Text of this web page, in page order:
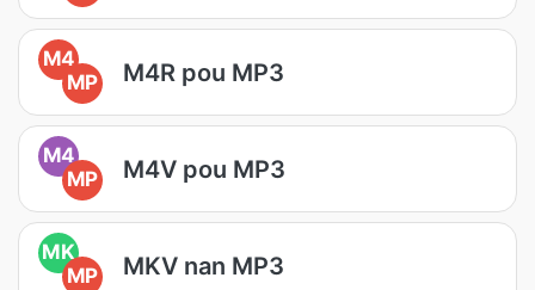
M4
MP
M4R pou MP3
M4
MP
M4V pou MP3
MK
MP
MKV nan MP3